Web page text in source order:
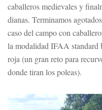
caballeros medievales y
dianas. Terminamos
caso del campo con
la modalidad IFAA standard
roja (un gran reto para
donde tiran los poleas).